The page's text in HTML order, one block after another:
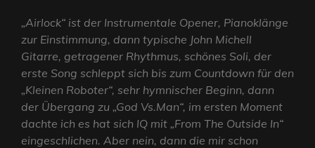
„Airlock“ ist der Instrumentale Opener, Pianoklänge
zur Einstimmung, dann typische John Michell
Gitarre, getragener Rhythmus, schönes Soli, der
erste Song schleppt sich bis zum Countdown für den
„Kleinen Roboter“, sehr hymnischer Beginn, dann
der Übergang zu „God Vs.Man“, im ersten Moment
dachte ich es hat sich IQ mit „From The Outside In“
eingeschlichen. Aber nein, dann die mir schon